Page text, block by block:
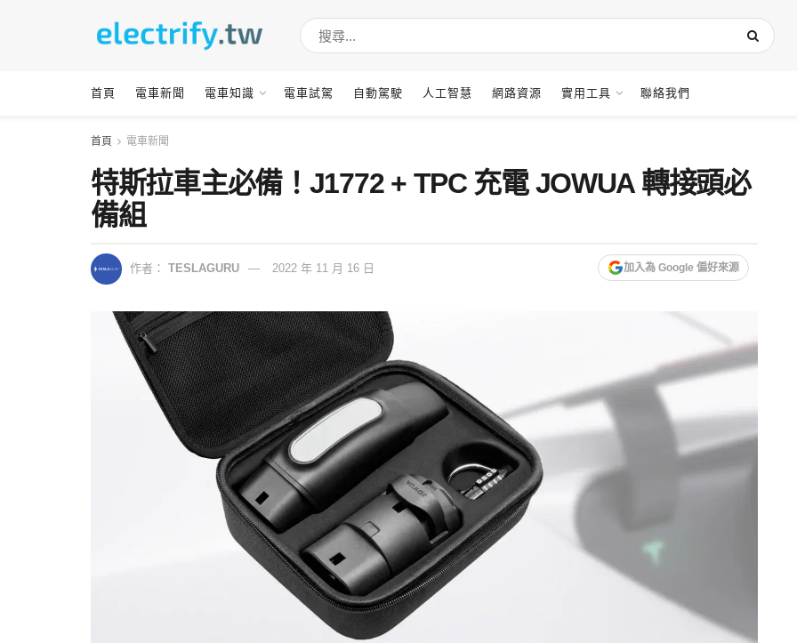
首頁 電車新聞 電車知識 電車試駕 自動駕駛 人工智慧 網路資源 實用工具 聯絡我們
首頁 電車新聞
特斯拉車主必備！J1772 + TPC 充電 JOWUA 轉接頭必
備組
作者： TESLAGURU 2022 年 11 月 16 日 加入為 Google 偏好來源